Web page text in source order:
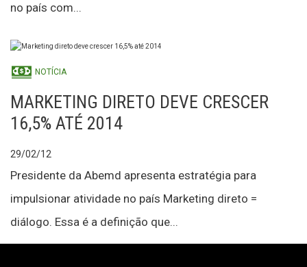
no país com...
NOTÍCIA
MARKETING DIRETO DEVE CRESCER
16,5% ATÉ 2014
29/02/12
Presidente da Abemd apresenta estratégia para
impulsionar atividade no país Marketing direto =
diálogo. Essa é a definição que...